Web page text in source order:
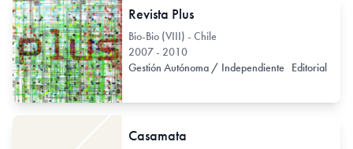
Revista Plus
Bio-Bio (VIII) - Chile
2007 - 2010
Gestión Autónoma / Independiente Editorial
Casamata